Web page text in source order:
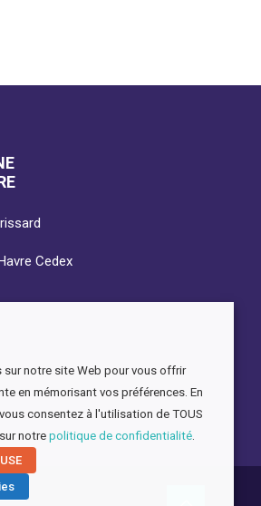
Cedex
notre site Web pour vous offrir
en mémorisant vos préférences. En
consentez à l'utilisation de TOUS
notre politique de confidentialité.